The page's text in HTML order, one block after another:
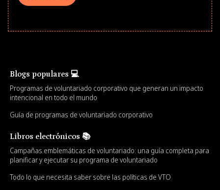
Blogs populares 💻
Programas de voluntariado corporativo que generan un impacto
intencional en todo el mundo
Guía de programas de voluntariado corporativo
Libros electrónicos 📚
Campañas emblemáticas de voluntariado: una guía completa para
planificar y ejecutar su programa de voluntariado
Todo lo que necesita saber sobre las políticas de VTO